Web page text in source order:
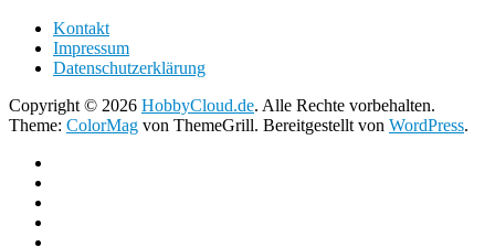
Kontakt
Impressum
Datenschutzerklärung
Copyright © 2026 HobbyCloud.de. Alle Rechte vorbehalten.
Theme: ColorMag von ThemeGrill. Bereitgestellt von WordPress.